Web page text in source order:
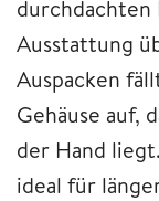
durchdachten
Ausstattung
Auspacken
Gehäuse auf,
der Hand
ideal für